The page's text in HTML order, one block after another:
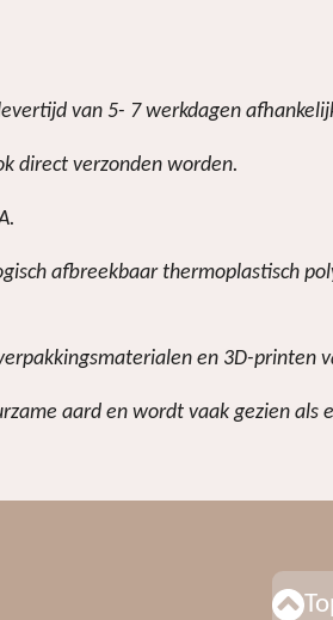
van 5- 7 werkdagen
direct verzonden worden.
afbreekbaar thermoplastisch
en 3D-printen
aard en wordt vaak gezien